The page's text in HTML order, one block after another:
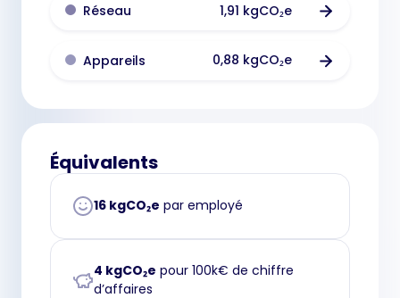
Réseau 1,91 kgCO₂e
Appareils 0,88 kgCO₂e
Équivalents
16 kgCO₂e par employé
4 kgCO₂e pour 100k€ de chiffre
d’affaires